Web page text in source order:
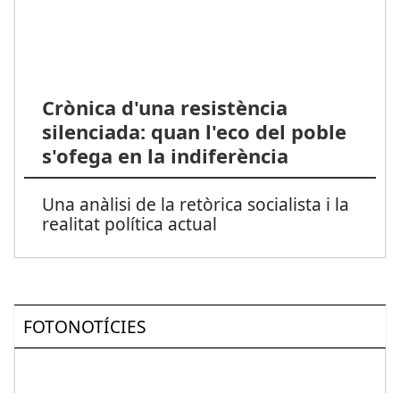
Crònica d'una resistència
silenciada: quan l'eco del poble
s'ofega en la indiferència
Una anàlisi de la retòrica socialista i la
realitat política actual
FOTONOTÍCIES